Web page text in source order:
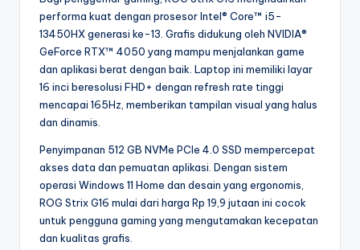
performa kuat dengan prosesor Intel® Core™ i5-
13450HX generasi ke-13. Grafis didukung oleh NVIDIA®
GeForce RTX™ 4050 yang mampu menjalankan game
dan aplikasi berat dengan baik. Laptop ini memiliki layar
16 inci beresolusi FHD+ dengan refresh rate tinggi
mencapai 165Hz, memberikan tampilan visual yang halus
dan dinamis.
Penyimpanan 512 GB NVMe PCIe 4.0 SSD mempercepat
akses data dan pemuatan aplikasi. Dengan sistem
operasi Windows 11 Home dan desain yang ergonomis,
ROG Strix G16 mulai dari harga Rp 19,9 jutaan ini cocok
untuk pengguna gaming yang mengutamakan kecepatan
dan kualitas grafis.